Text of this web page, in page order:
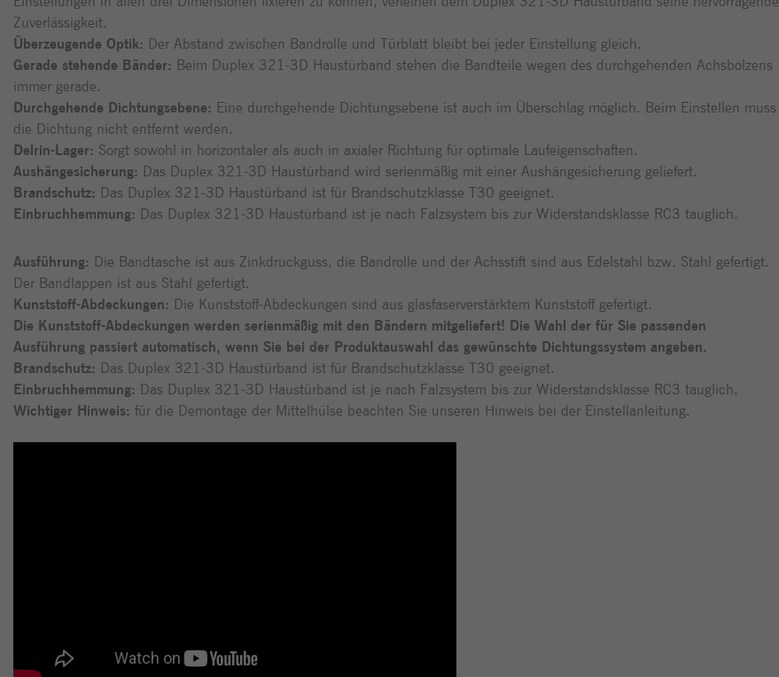
Zuverlässigkeit.
Überzeugende Optik: Der Abstand zwischen Bandrolle und Türblatt bleibt bei jeder Einstellung gleich.
Gerade stehende Bänder: Beim Duplex 321-3D Haustürband stehen die Bandteile wegen des durchgehenden Achsbolzens
immer gerade.
Durchgehende Dichtungsebene: Eine durchgehende Dichtungsebene ist auch im Überschlag möglich. Beim Einstellen muss
die Dichtung nicht entfernt werden.
Delrin-Lager: Sorgt sowohl in horizontaler als auch in axialer Richtung für optimale Laufeigenschaften.
Aushängesicherung: Das Duplex 321-3D Haustürband wird serienmäßig mit einer Aushängesicherung geliefert.
Brandschutz: Das Duplex 321-3D Haustürband ist für Brandschutzklasse T30 geeignet.
Einbruchhemmung: Das Duplex 321-3D Haustürband ist je nach Falzsystem bis zur Widerstandsklasse RC3 tauglich.
Ausführung: Die Bandtasche ist aus Zinkdruckguss, die Bandrolle und der Achsstift sind aus Edelstahl bzw. Stahl gefertigt.
Der Bandlappen ist aus Stahl gefertigt.
Kunststoff-Abdeckungen: Die Kunststoff-Abdeckungen sind aus glasfaserverstärktem Kunststoff gefertigt.
Die Kunststoff-Abdeckungen werden serienmäßig mit den Bändern mitgeliefert! Die Wahl der für Sie passenden
Ausführung passiert automatisch, wenn Sie bei der Produktauswahl das gewünschte Dichtungssystem angeben.
Brandschutz: Das Duplex 321-3D Haustürband ist für Brandschutzklasse T30 geeignet.
Einbruchhemmung: Das Duplex 321-3D Haustürband ist je nach Falzsystem bis zur Widerstandsklasse RC3 tauglich.
Wichtiger Hinweis: für die Demontage der Mittelhülse beachten Sie unseren Hinweis bei der Einstellanleitung.